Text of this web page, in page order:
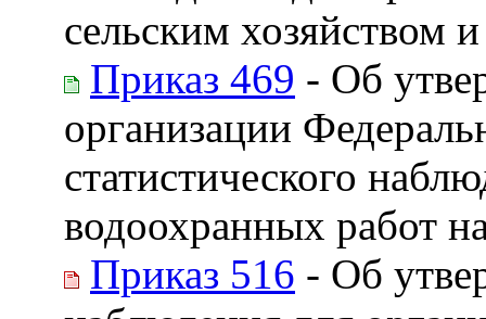
сельским хозяйством
Приказ 469 - Об
организации
статистического
водоохранных работ
Приказ 516 - Об